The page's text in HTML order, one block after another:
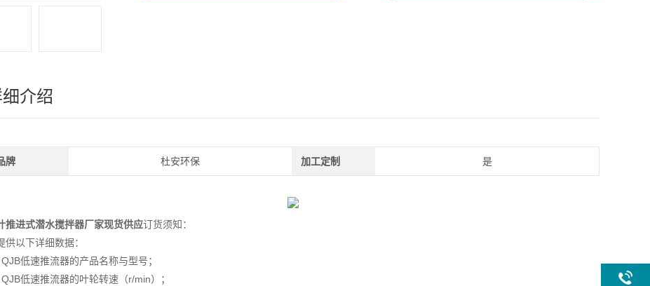
介绍
牌 杜安环保 加工定制 是
推进式潜水搅拌器厂家现货供应订货须知：
供以下详细数据：
低速推流器的产品名称与型号；
低速推流器的叶轮转速（r/min）；